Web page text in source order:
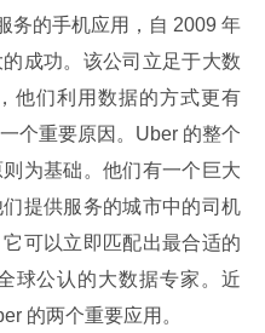
务的手机应用，自 2009 年
成功。该公司立足于大数
他们利用数据的方式更有
个重要原因。Uber 的整个
为基础。他们有一个巨大
提供服务的城市中的司机
可以立即匹配出最合适的
球公认的大数据专家。近
的两个重要应用。